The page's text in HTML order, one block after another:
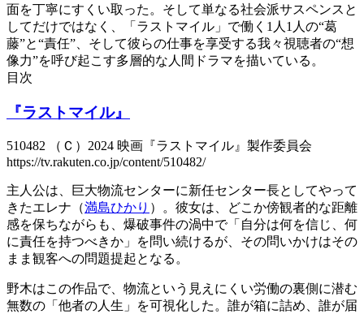
面を丁寧にすくい取った。そして単なる社会派サスペンスと
してだけではなく、「ラストマイル」で働く1人1人の“葛
藤”と“責任”、そして彼らの仕事を享受する我々視聴者の“想
像力”を呼び起こす多層的な人間ドラマを描いている。
目次
『ラストマイル』
510482 （Ｃ）2024 映画『ラストマイル』製作委員会
https://tv.rakuten.co.jp/content/510482/
主人公は、巨大物流センターに新任センター長としてやって
きたエレナ（満島ひかり ）。彼女は、どこか傍観者的な距離
感を保ちながらも、爆破事件の渦中で「自分は何を信じ、何
に責任を持つべきか」を問い続けるが、その問いかけはその
まま観客への問題提起となる。
野木はこの作品で、物流という見えにくい労働の裏側に潜む
無数の「他者の人生」を可視化した。誰が箱に詰め、誰が届